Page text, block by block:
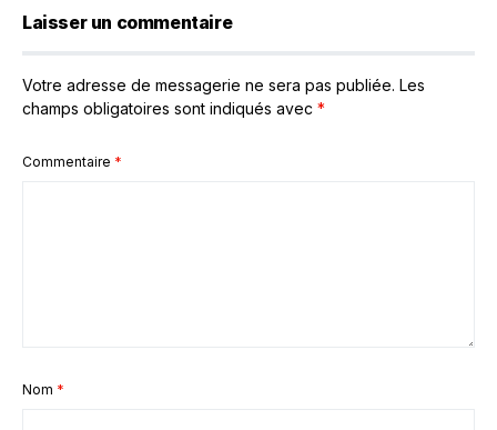
Laisser un commentaire
Votre adresse de messagerie ne sera pas publiée. Les
champs obligatoires sont indiqués avec *
Commentaire *
Nom *